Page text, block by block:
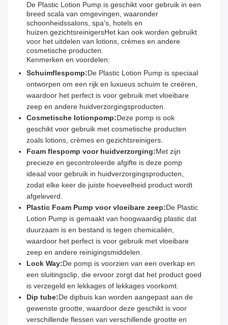
De Plastic Lotion Pump is geschikt voor gebruik in een
breed scala van omgevingen, waaronder
schoonheidssalons, spa's, hotels en
huizen.gezichtsreinigersHet kan ook worden gebruikt
voor het uitdelen van lotions, crèmes en andere
cosmetische producten.
Kenmerken en voordelen:
Schuimflespomp:De Plastic Lotion Pump is speciaal
ontworpen om een rijk en luxueus schuim te creëren,
waardoor het perfect is voor gebruik met vloeibare
zeep en andere huidverzorgingsproducten.
Cosmetische lotionpomp:Deze pomp is ook
geschikt voor gebruik met cosmetische producten
zoals lotions, crèmes en gezichtsreinigers.
Foam flespomp voor huidverzorging:Met zijn
precieze en gecontroleerde afgifte is deze pomp
ideaal voor gebruik in huidverzorgingsproducten,
zodat elke keer de juiste hoeveelheid product wordt
afgeleverd.
Plastic Foam Pump voor vloeibare zeep:De Plastic
Lotion Pump is gemaakt van hoogwaardig plastic dat
duurzaam is en bestand is tegen chemicaliën,
waardoor het perfect is voor gebruik met vloeibare
zeep en andere reinigingsmiddelen.
Lock Way:De pomp is voorzien van een overkap en
een sluitingsclip, die ervoor zorgt dat het product goed
is verzegeld en lekkages of lekkages voorkomt.
Dip tube:De dipbuis kan worden aangepast aan de
gewenste grootte, waardoor deze geschikt is voor
verschillende flessen van verschillende grootte en